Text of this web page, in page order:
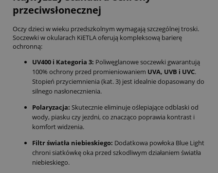
przeciwsłonecznej
Oczy dzieci w wieku przedszkolnym wymagają szczególnej troski.
Soczewki w okularach KiETLA oferują kompleksową barierę
ochronną:
UV400 i Kategoria 3: Poliwęglanowe soczewki gwarantują
100% ochrony przed promieniowaniem UVA, UVB i UVC.
Stopień przyciemnienia (kat. 3) jest idealnie dopasowany do
silnego nasłonecznienia.
Polaryzacja: Skutecznie eliminuje oślepiające odblaski od
wody, piasku czy jezdni, co znacząco poprawia kontrast i
komfort widzenia.
Filtr światła niebieskiego: Dodatkowa powłoka Blue Light
chroni siatkówkę oka przed szkodliwym działaniem światła
niebieskiego.